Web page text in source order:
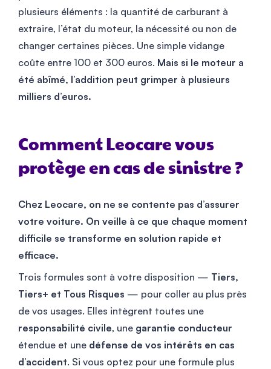
plusieurs éléments : la quantité de carburant à
extraire, l’état du moteur, la nécessité ou non de
changer certaines pièces. Une simple vidange
coûte entre 100 et 300 euros. Mais si le moteur a
été abîmé, l’addition peut grimper à plusieurs
milliers d’euros.
Comment Leocare vous
protège en cas de sinistre ?
Chez Leocare, on ne se contente pas d’assurer
votre voiture. On veille à ce que chaque moment
difficile se transforme en solution rapide et
efficace.
Trois formules sont à votre disposition — Tiers,
Tiers+ et Tous Risques — pour coller au plus près
de vos usages. Elles intègrent toutes une
responsabilité civile, une garantie conducteur
étendue et une défense de vos intérêts en cas
d’accident. Si vous optez pour une formule plus